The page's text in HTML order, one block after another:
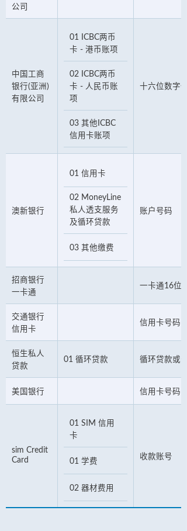
公司
中国工商
银行(亚洲)
有限公司
01 ICBC两币
卡 - 港币账项
02 ICBC两币
卡 - 人民币账
项
03 其他ICBC
信用卡账项
十六位数字
澳新银行
01 信用卡
02 MoneyLine
私人透支服务
及循环贷款
03 其他缴费
账户号码
招商银行
一卡通
一卡通16位
交通银行
信用卡
信用卡号码
恒生私人
贷款
01 循环贷款 循环贷款或
美国银行 信用卡号码
sim Credit
Card
01 SIM 信用
卡
01 学费
02 器材费用
收款账号